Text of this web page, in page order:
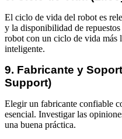
El ciclo de vida del robot es
y la disponibilidad de
robot con un ciclo de vida más
inteligente.
9. Fabricante y
Support)
Elegir un fabricante confiable
esencial. Investigar las
una buena práctica.